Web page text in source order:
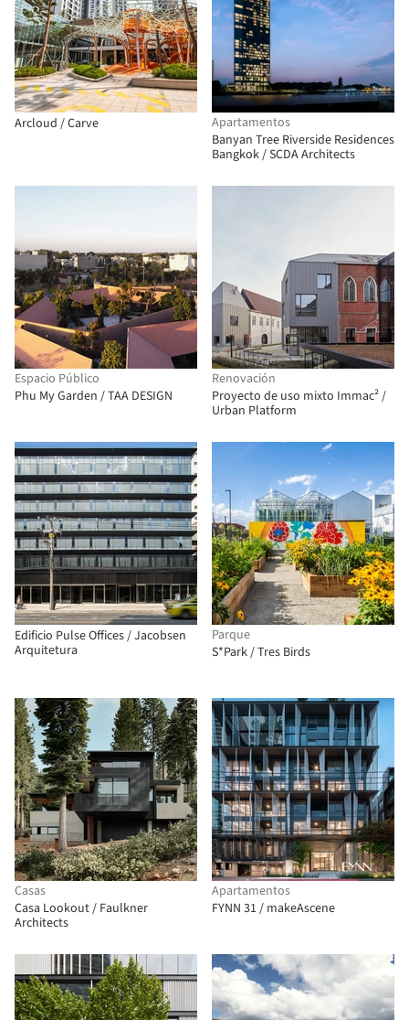
Arcloud / Carve
Apartamentos
Banyan Tree Riverside Residences
Bangkok / SCDA Architects
Espacio Público
Phu My Garden / TAA DESIGN
Renovación
Proyecto de uso mixto Immac² /
Urban Platform
Edificio Pulse Offices / Jacobsen
Arquitetura
Parque
S*Park / Tres Birds
Casas
Casa Lookout / Faulkner
Architects
Apartamentos
FYNN 31 / makeAscene